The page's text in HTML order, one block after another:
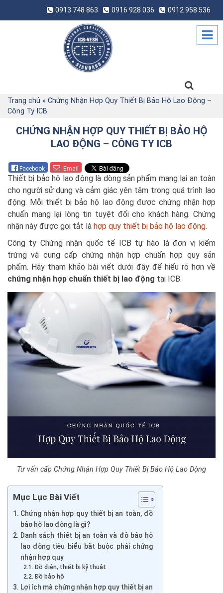
0913 748 863 0916 928 036 0912 958 536
Trang chủ » Chứng Nhận Hợp Quy Thiết Bị Bảo Hộ Lao Động –
Công Ty ICB
CHỨNG NHẬN HỢP QUY THIẾT BỊ BẢO HỘ
LAO ĐỘNG – CÔNG TY ICB
Facebook Email
Thiết bị bảo hộ lao động là dòng sản phẩm mang lại an toàn
cho người sử dụng và cảm giác yên tâm trong quá trình lao
động. Mỗi thiết bị bảo hộ lao động được chứng nhận hợp
chuẩn mang lại lòng tin tuyệt đối cho khách hàng. Chứng
nhận này được gọi tắt là hợp quy thiết bị bảo hộ lao động.
Công ty Chứng nhận quốc tế ICB tự hào là đơn vị kiểm
trứng và cung cấp chứng nhận hợp chuẩn hợp quy sản
phẩm. Hãy tham khảo bài viết dưới đây để hiểu rõ hơn về
chứng nhận hợp chuẩn thiết bị lao động tại ICB.
Tư vấn cấp Chứng Nhận Hợp Quy Thiết Bị Bảo Hộ Lao Động
Mục Lục Bài Viết
Chứng nhận hợp quy thiết bị an toàn, đồ
bảo hộ lao động là gì?
Danh sách thiết bị an toàn và đồ bảo hộ
lao động tiêu biểu bắt buộc phải chứng
nhận hợp quy
Đồ điện, thiết bị kỹ thuật
Đồ bảo hộ
Lợi ích mà chứng nhận hợp quy thiết bị an